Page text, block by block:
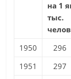
на 1
тыс.
1950
296
1951
297